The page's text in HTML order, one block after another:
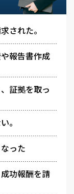
された。
報告書作成
証拠を取っ
。
った
功報酬を請